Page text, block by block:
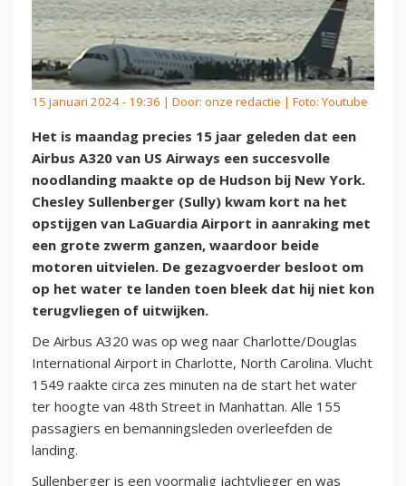
15 januari 2024 - 19:36 | Door: onze redactie | Foto: Youtube
Het is maandag precies 15 jaar geleden dat een
Airbus A320 van US Airways een succesvolle
noodlanding maakte op de Hudson bij New York.
Chesley Sullenberger (Sully) kwam kort na het
opstijgen van LaGuardia Airport in aanraking met
een grote zwerm ganzen, waardoor beide
motoren uitvielen. De gezagvoerder besloot om
op het water te landen toen bleek dat hij niet kon
terugvliegen of uitwijken.
De Airbus A320 was op weg naar Charlotte/Douglas
International Airport in Charlotte, North Carolina. Vlucht
1549 raakte circa zes minuten na de start het water
ter hoogte van 48th Street in Manhattan. Alle 155
passagiers en bemanningsleden overleefden de
landing.
Sullenberger is een voormalig jachtvlieger en was